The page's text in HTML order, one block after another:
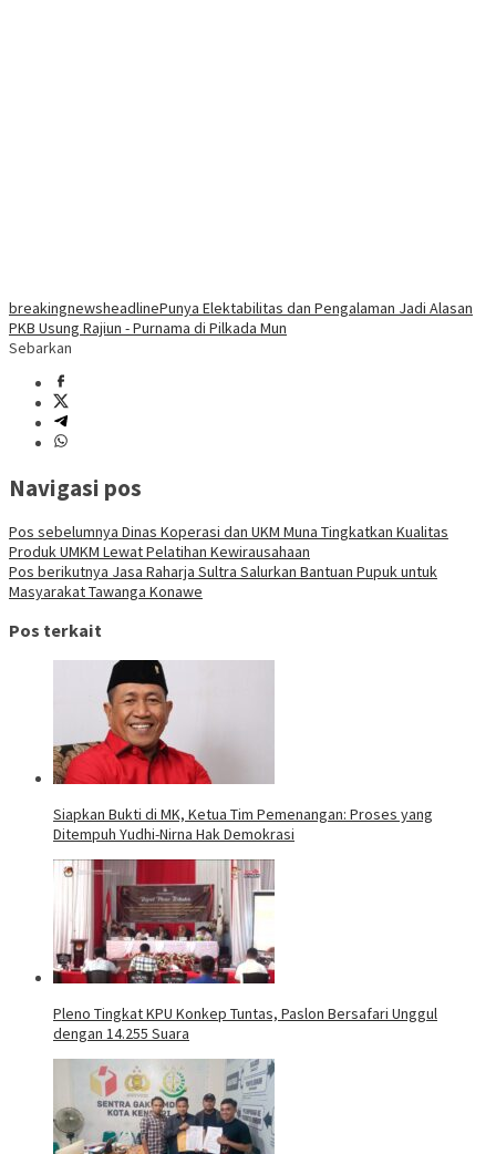
breakingnewsheadlinePunya Elektabilitas dan Pengalaman Jadi Alasan
PKB Usung Rajiun - Purnama di Pilkada Mun
Sebarkan
Navigasi pos
Pos sebelumnya Dinas Koperasi dan UKM Muna Tingkatkan Kualitas
Produk UMKM Lewat Pelatihan Kewirausahaan
Pos berikutnya Jasa Raharja Sultra Salurkan Bantuan Pupuk untuk
Masyarakat Tawanga Konawe
Pos terkait
Siapkan Bukti di MK, Ketua Tim Pemenangan: Proses yang
Ditempuh Yudhi-Nirna Hak Demokrasi
Pleno Tingkat KPU Konkep Tuntas, Paslon Bersafari Unggul
dengan 14.255 Suara